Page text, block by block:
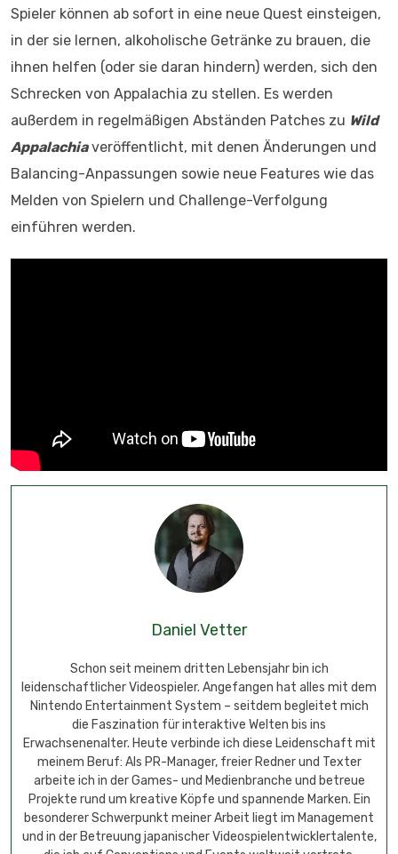
Spieler können ab sofort in eine neue Quest einsteigen,
in der sie lernen, alkoholische Getränke zu brauen, die
ihnen helfen (oder sie daran hindern) werden, sich den
Schrecken von Appalachia zu stellen. Es werden
außerdem in regelmäßigen Abständen Patches zu Wild
Appalachiaveröffentlicht, mit denen Änderungen und
Balancing-Anpassungen sowie neue Features wie das
Melden von Spielern und Challenge-Verfolgung
einführen werden.
Daniel Vetter
Schon seit meinem dritten Lebensjahr bin ich
leidenschaftlicher Videospieler. Angefangen hat alles mit dem
Nintendo Entertainment System – seitdem begleitet mich
die Faszination für interaktive Welten bis ins
Erwachsenenalter. Heute verbinde ich diese Leidenschaft mit
meinem Beruf: Als PR-Manager, freier Redner und Texter
arbeite ich in der Games- und Medienbranche und betreue
Projekte rund um kreative Köpfe und spannende Marken. Ein
besonderer Schwerpunkt meiner Arbeit liegt im Management
und in der Betreuung japanischer Videospielentwicklertalente,